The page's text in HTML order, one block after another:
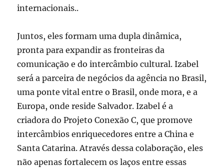
internacionais..
Juntos, eles formam uma dupla dinâmica,
pronta para expandir as fronteiras da
comunicação e do intercâmbio cultural. Izabel
será a parceira de negócios da agência no Brasil,
uma ponte vital entre o Brasil, onde mora, e a
Europa, onde reside Salvador. Izabel é a
criadora do Projeto Conexão C, que promove
intercâmbios enriquecedores entre a China e
Santa Catarina. Através dessa colaboração, eles
não apenas fortalecem os laços entre essas